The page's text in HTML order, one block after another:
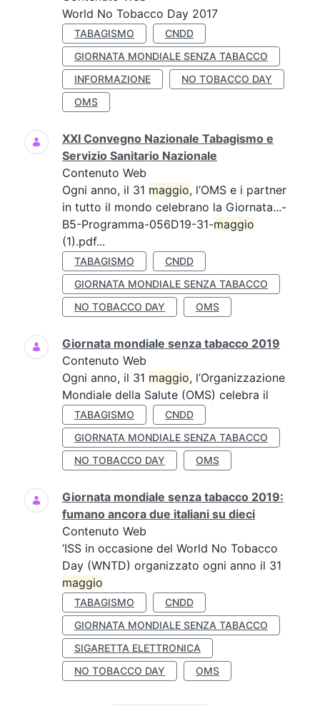
World No Tobacco Day 2017
TABAGISMO
CNDD
GIORNATA MONDIALE SENZA TABACCO
INFORMAZIONE
NO TOBACCO DAY
OMS
XXI Convegno Nazionale Tabagismo e
Servizio Sanitario Nazionale
Contenuto Web
Ogni anno, il 31 maggio, l’OMS e i partner
in tutto il mondo celebrano la Giornata...-
B5-Programma-056D19-31-maggio
(1).pdf...
TABAGISMO
CNDD
GIORNATA MONDIALE SENZA TABACCO
NO TOBACCO DAY
OMS
Giornata mondiale senza tabacco 2019
Contenuto Web
Ogni anno, il 31 maggio, l’Organizzazione
Mondiale della Salute (OMS) celebra il
TABAGISMO
CNDD
GIORNATA MONDIALE SENZA TABACCO
NO TOBACCO DAY
OMS
Giornata mondiale senza tabacco 2019:
fumano ancora due italiani su dieci
Contenuto Web
’ISS in occasione del World No Tobacco
Day (WNTD) organizzato ogni anno il 31
maggio
TABAGISMO
CNDD
GIORNATA MONDIALE SENZA TABACCO
SIGARETTA ELETTRONICA
NO TOBACCO DAY
OMS